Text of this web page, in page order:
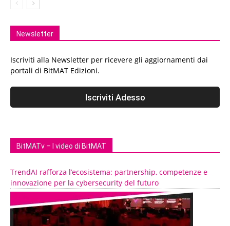
Newsletter
Iscriviti alla Newsletter per ricevere gli aggiornamenti dai
portali di BitMAT Edizioni.
BitMATv – I video di BitMAT
TrendAI rafforza l’ecosistema: partnership, competenze e
innovazione per la cybersecurity del futuro